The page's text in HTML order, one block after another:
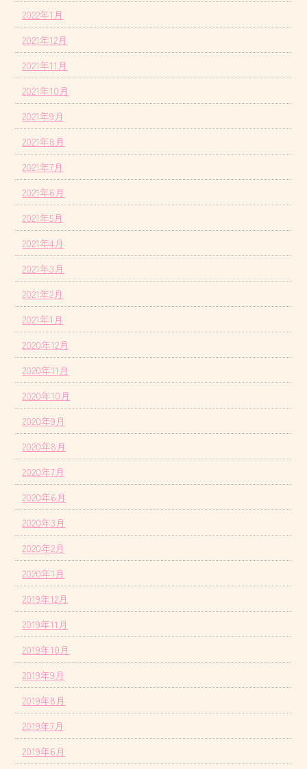
2022年1月
2021年12月
2021年11月
2021年10月
2021年9月
2021年8月
2021年7月
2021年6月
2021年5月
2021年4月
2021年3月
2021年2月
2021年1月
2020年12月
2020年11月
2020年10月
2020年9月
2020年8月
2020年7月
2020年6月
2020年3月
2020年2月
2020年1月
2019年12月
2019年11月
2019年10月
2019年9月
2019年8月
2019年7月
2019年6月